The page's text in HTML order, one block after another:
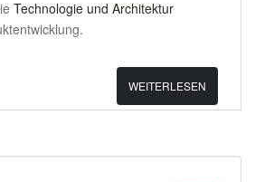
Technologie und Architektur
WEITERLESEN